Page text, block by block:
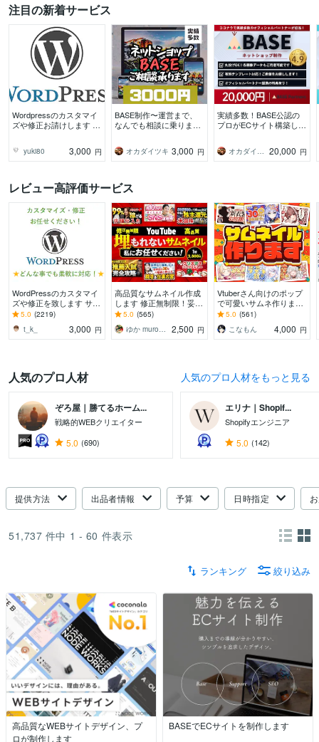
注目の新着サービス
Wordpressのカスタマイ
ズや修正お請けします し
ます！
yuki80 3,000 円
BASE制作〜運営まで、
なんでも相談に乗ります
せを！
オカダイツキ 3,000 円
実績多数！BASE公認の
プロがECサイト構築しま
ートナーによる売れるEC
サイト制作！
オカダイツキ 20,000 円
レビュー高評価サービス
WordPressのカスタマイ
ズや修正を致します サイ
トのカスタマイズ・レイ
5.0 (2219)
t_k_
3,000 円
高品質なサムネイル作成
します 修正無制限！妥協
しないサムネを作成しま
す！
5.0 (565)
ゆか muroyuka_design
2,500 円
Vtuberさん向けのポップ
で可愛いサムネ作ります
おしゃれやカッコイイな
ど様々なテイストでも制
作可能！
5.0 (561)
こなもんㅤ
4,000 円
人気のプロ人材 人気のプロ人材をもっと見る
ぞろ屋｜勝てるホーム...
戦略的WEBクリエイター
5.0 (690)
エリナ｜Shopif...
Shopifyエンジニア
5.0 (142)
提供方法 出品者情報 予算 日時指定
51,737 件中 1 - 60 件表示
ランキング 絞り込み
高品質なWEBサイトデザイン、プ
ロが制作します
BASEでECサイトを制作します